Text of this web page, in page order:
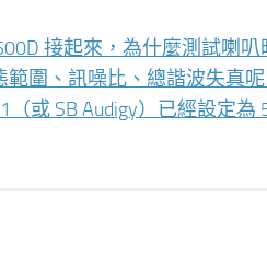
接起來，為什麼測試喇
圍、訊噪比、總諧波失真呢
（或 SB Audigy）已經設定